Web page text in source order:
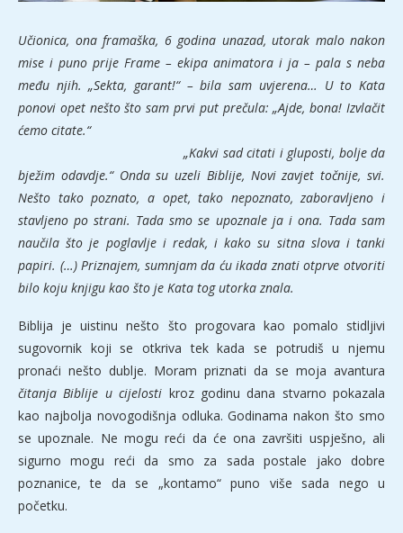
Učionica, ona framaška, 6 godina unazad, utorak malo nakon
mise i puno prije Frame – ekipa animatora i ja – pala s neba
među njih. „Sekta, garant!“ – bila sam uvjerena… U to Kata
ponovi opet nešto što sam prvi put prečula: „Ajde, bona! Izvlačit
ćemo citate.“
„Kakvi sad citati i gluposti, bolje da
bježim odavdje.“ Onda su uzeli Biblije, Novi zavjet točnije, svi.
Nešto tako poznato, a opet, tako nepoznato, zaboravljeno i
stavljeno po strani. Tada smo se upoznale ja i ona. Tada sam
naučila što je poglavlje i redak, i kako su sitna slova i tanki
papiri. (…) Priznajem, sumnjam da ću ikada znati otprve otvoriti
bilo koju knjigu kao što je Kata tog utorka znala.
Biblija je uistinu nešto što progovara kao pomalo stidljivi
sugovornik koji se otkriva tek kada se potrudiš u njemu
pronaći nešto dublje. Moram priznati da se moja avantura
čitanja Biblije u cijelosti kroz godinu dana stvarno pokazala
kao najbolja novogodišnja odluka. Godinama nakon što smo
se upoznale. Ne mogu reći da će ona završiti uspješno, ali
sigurno mogu reći da smo za sada postale jako dobre
poznanice, te da se „kontamo“ puno više sada nego u
početku.